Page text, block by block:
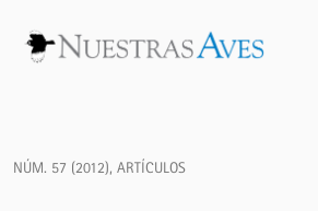
NÚM. 57 (2012), ARTÍCULOS